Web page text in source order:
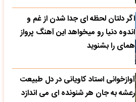
اگر دلتان لحظه ای جدا شدن از غم و
اندوه دنیا رو میخواهد این آهنگ پرواز
همای را بشنوید
آوازخوانی استاد کاویانی در دل طبیعت
رعشه به جان هر شنونده ای می اندازد